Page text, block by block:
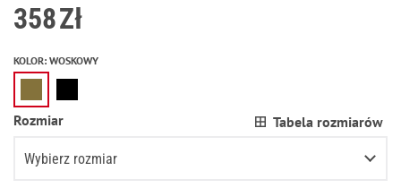
358Zł
KOLOR: WOSKOWY
Rozmiar Tabela rozmiarów
Wybierz rozmiar